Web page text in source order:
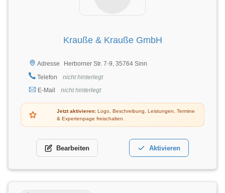
Krauße & Krauße GmbH
Adresse
Herborner Str. 7-9, 35764 Sinn
Telefon
nicht hinterlegt
E-Mail
nicht hinterlegt
Jetzt aktivieren: Logo, Beschreibung, Leistungen, Termine
& Expertenpage freischalten.
Bearbeiten Aktivieren